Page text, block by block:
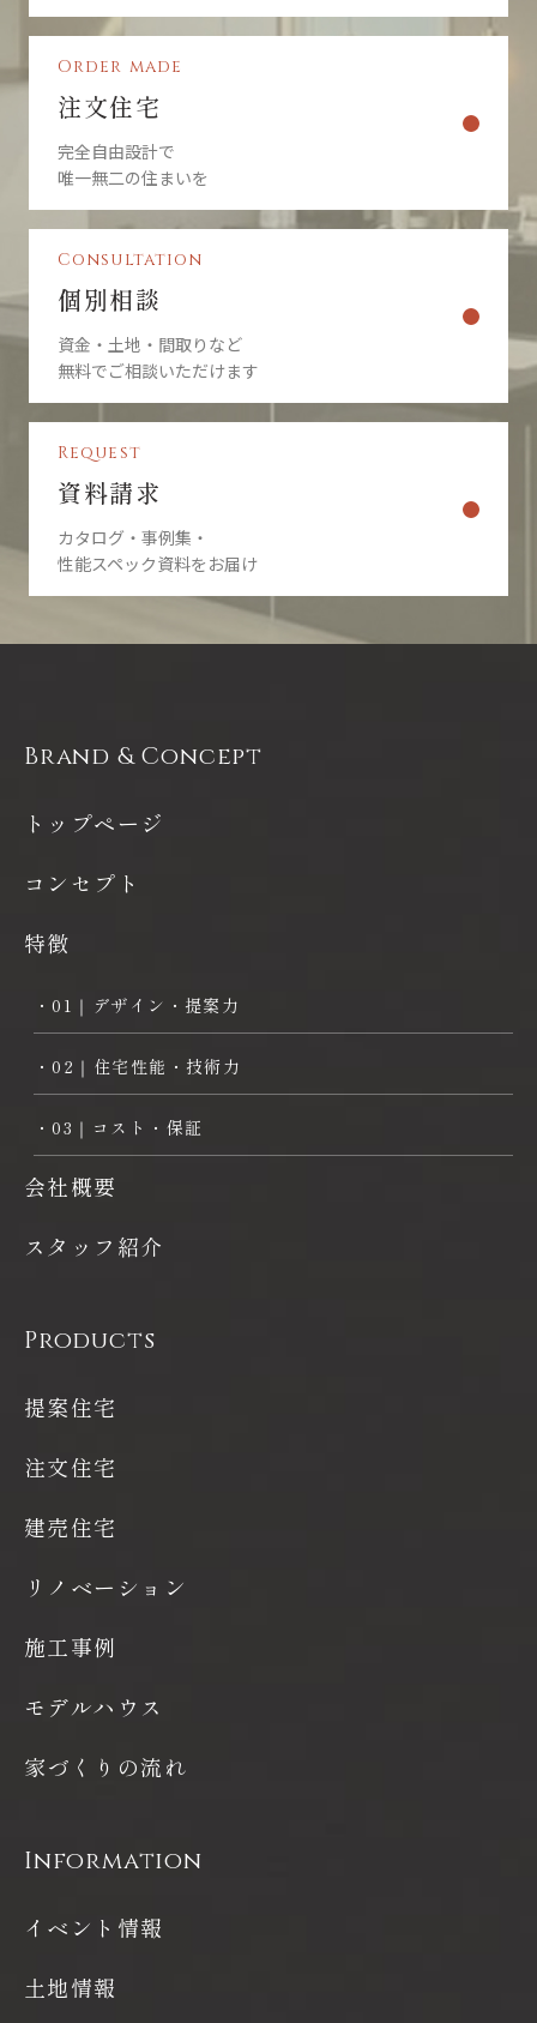
Order made
注文住宅
完全自由設計で
唯一無二の住まいを
Consultation
個別相談
資金・土地・間取りなど
無料でご相談いただけます
Request
資料請求
カタログ・事例集・
性能スペック資料をお届け
Brand & Concept
トップページ
コンセプト
特徴
・01｜デザイン・提案力
・02｜住宅性能・技術力
・03｜コスト・保証
会社概要
スタッフ紹介
Products
提案住宅
注文住宅
建売住宅
リノベーション
施工事例
モデルハウス
家づくりの流れ
Information
イベント情報
土地情報